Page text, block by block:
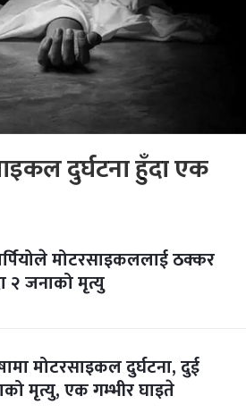
दुर्घटना हुँदा एक
मोटरसाइकललाई ठक्कर
२ जनाको मृत्यु
मोटरसाइकल दुर्घटना, दुई
मृत्यु, एक गम्भीर घाइते